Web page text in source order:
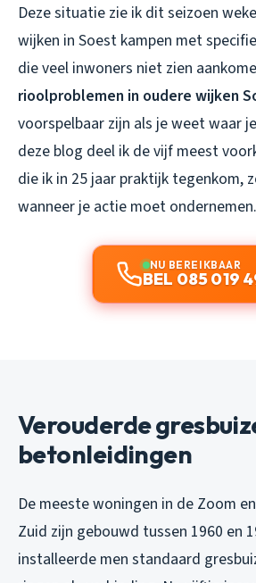
Deze situatie zie ik dit seizoen
wijken in Soest kampen met
die veel inwoners niet zien
rioolproblemen in oudere wijken
voorspelbaar zijn als je weet waar
deze blog deel ik de vijf meest
die ik in 25 jaar praktijk tegenkom,
wanneer je actie moet ondernemen.
NU BEREIKBAAR
BEL 085 019
Verouderde
betonleidingen
De meeste woningen in de Zoom
Zuid zijn gebouwd tussen 1960 en
installeerde men standaard